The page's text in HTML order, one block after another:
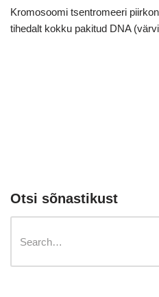
Kromosoomi tsentromeeri
tihedalt kokku pakitud DNA
Otsi sõnastikust